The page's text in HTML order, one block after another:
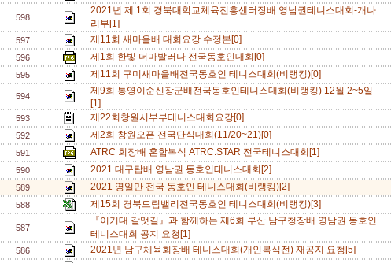
598
2021년 제 1회 경북대학교체육진흥센터장배 영남권테니스대회-개나
리부[1]
597 제11회 새마을배 대회요강 수정본[0]
596
제1회 한빛 더마발러나 전국동호인대회[0]
595
제11회 구미새마을배전국동호인 테니스대회(비랭킹)[0]
594
제9회 통영이순신장군배전국동호인테니스대회(비랭킹) 12월 2~5일
[1]
593 제22회창원시부부테니스대회요강[0]
592
제2회 창원오픈 전국단식대회(11/20~21)[0]
591
ATRC 회장배 혼합복식 ATRC.STAR 전국테니스대회[1]
590
2021 대구탑배 영남권 동호인테니스대회[2]
589 2021 영일만 전국 동호인 테니스대회(비랭킹)[2]
588
제15회 경북드림밸리전국동호인 테니스대회(비랭킹)[3]
587
『이기대 갈맷길』과 함께하는 제6회 부산 남구청장배 영남권 동호인
테니스대회 공지 요청[1]
586 2021년 남구체육회장배 테니스대회(개인복식전) 재공지 요청[5]